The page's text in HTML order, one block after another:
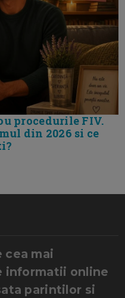
procedurile FIV.
din 2026 si ce
cea mai
informatii online
parintilor si